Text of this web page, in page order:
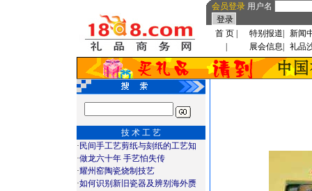
会员登录 用户名
首 页 特别报道
新闻
展会信息 礼品
技 术 工 艺
· 民间手工艺剪纸与刻纸的工艺知
·做龙六十年 手艺怕失传
·耀州窑陶瓷烧制技艺
·如何识别新旧瓷器及辨别海外赝